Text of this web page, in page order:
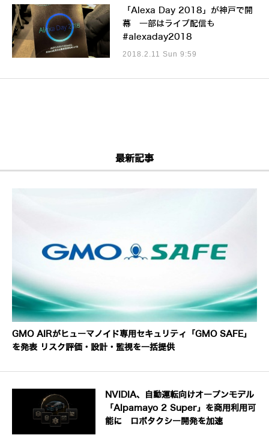
「Alexa Day 2018」が神戸で開
幕 一部はライブ配信も
#alexaday2018
2018.2.11 Sun 9:59
最新記事
GMO AIRがヒューマノイド専用セキュリティ「GMO SAFE」
を発表 リスク評価・設計・監視を一括提供
NVIDIA、自動運転向けオープンモデル
「Alpamayo 2 Super」を商用利用可
能に ロボタクシー開発を加速